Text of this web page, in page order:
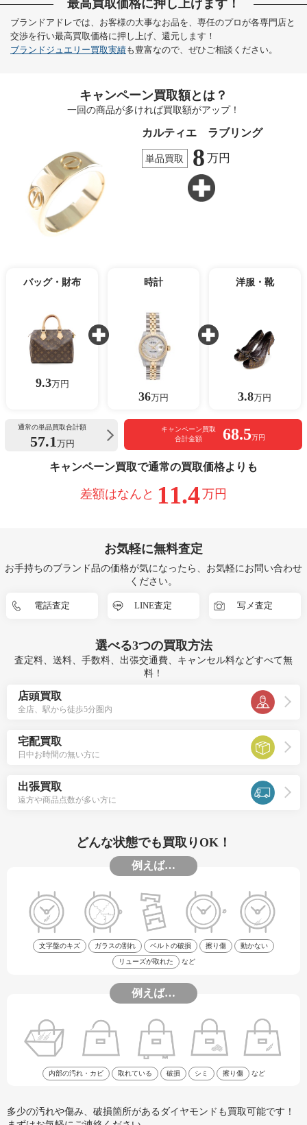
最高買取価格に押し上げます！
ブランドアドレでは、お客様の大事なお品を、専任のプロが各専門店と
交渉を行い最高買取価格に押し上げ、還元します！
ブランドジュエリー買取実績も豊富なので、ぜひご相談ください。
キャンペーン買取額とは？
一回の商品が多ければ買取額がアップ！
カルティエ ラブリング
単品買取 8 万円
バッグ・財布
9.3万円
時計
36万円
洋服・靴
3.8万円
通常の単品買取合計額
57.1 万円
キャンペーン買取
合計金額
68.5万円
キャンペーン買取で通常の買取価格よりも
差額はなんと 11.4万円
お気軽に無料査定
お手持ちのブランド品の価格が気になったら、お気軽にお問い合わせ
ください。
電話査定 LINE査定 写メ査定
選べる3つの買取方法
査定料、送料、手数料、出張交通費、キャンセル料などすべて無
料！
店頭買取
全店、駅から徒歩5分圏内
宅配買取
日中お時間の無い方に
出張買取
遠方や商品点数が多い方に
どんな状態でも買取りOK！
例えば…
文字盤のキズ ガラスの割れ ベルトの破損 擦り傷 動かない
リューズが取れた など
例えば…
内部の汚れ・カビ 取れている 破損 シミ 擦り傷 など
多少の汚れや傷み、破損箇所があるダイヤモンドも買取可能です！